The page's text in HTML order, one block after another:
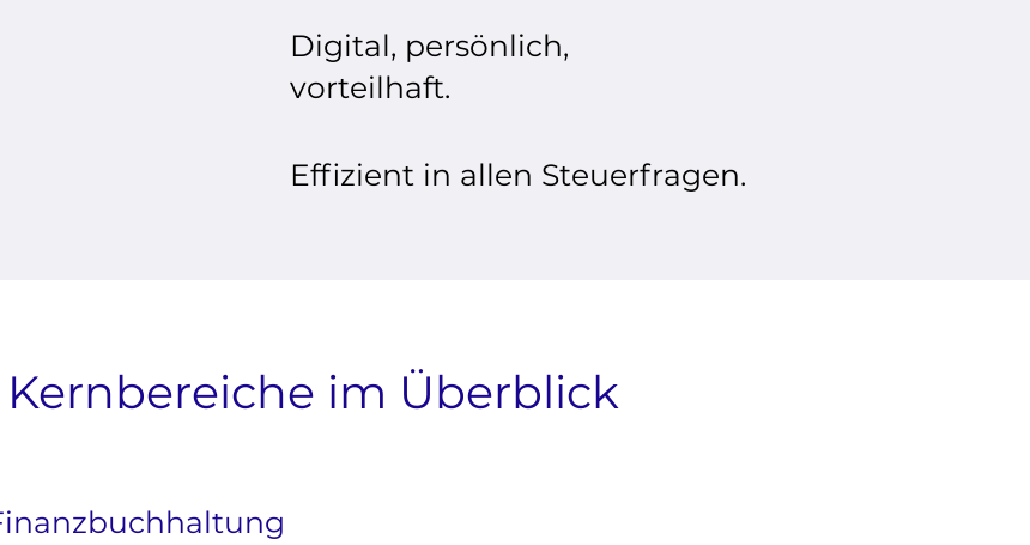
Digital, persönlich,
vorteilhaft.
Effizient in allen Steuerfragen.
Kernbereiche im Überblick